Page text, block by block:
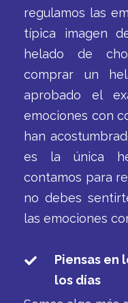
regulamos las
típica imagen
helado de
comprar un
aprobado el
emociones con
han
es la única
contamos para
no debes
las emociones
Piensas en
los días